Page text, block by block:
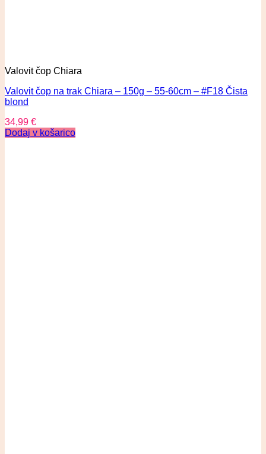
Valovit čop Chiara
Valovit čop na trak Chiara – 150g – 55-60cm – #F18 Čista
blond
34,99 €
Dodaj v košarico